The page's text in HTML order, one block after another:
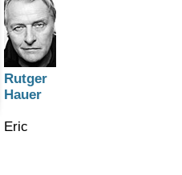
Rutger
Hauer
Eric